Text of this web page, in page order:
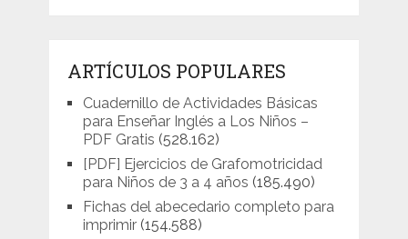
ARTÍCULOS POPULARES
Cuadernillo de Actividades Básicas
para Enseñar Inglés a Los Niños –
PDF Gratis (528.162)
[PDF] Ejercicios de Grafomotricidad
para Niños de 3 a 4 años (185.490)
Fichas del abecedario completo para
imprimir (154.588)